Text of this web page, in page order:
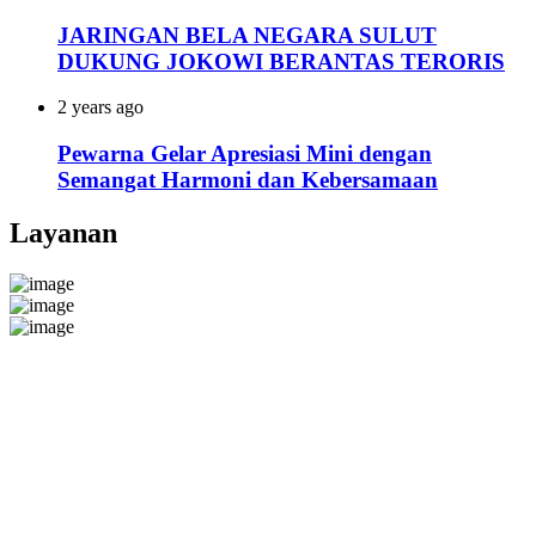
JARINGAN BELA NEGARA SULUT
DUKUNG JOKOWI BERANTAS TERORIS
2 years ago
Pewarna Gelar Apresiasi Mini dengan
Semangat Harmoni dan Kebersamaan
Layanan